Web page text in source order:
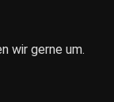
wir gerne um.